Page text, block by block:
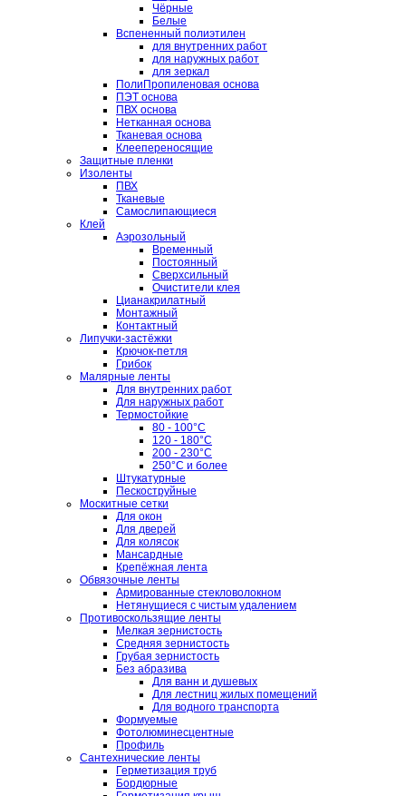
Чёрные
Белые
Вспененный полиэтилен
для внутренних работ
для наружных работ
для зеркал
ПолиПропиленовая основа
ПЭТ основа
ПВХ основа
Нетканная основа
Тканевая основа
Клеепереносящие
Защитные пленки
Изоленты
ПВХ
Тканевые
Самослипающиеся
Клей
Аэрозольный
Временный
Постоянный
Сверхсильный
Очистители клея
Цианакрилатный
Монтажный
Контактный
Липучки-застёжки
Крючок-петля
Грибок
Малярные ленты
Для внутренних работ
Для наружных работ
Термостойкие
80 - 100°C
120 - 180°C
200 - 230°C
250°C и более
Штукатурные
Пескоструйные
Москитные сетки
Для окон
Для дверей
Для колясок
Мансардные
Крепёжная лента
Обвязочные ленты
Армированные стекловолокном
Нетянущиеся с чистым удалением
Противоскользящие ленты
Мелкая зернистость
Средняя зернистость
Грубая зернистость
Без абразива
Для ванн и душевых
Для лестниц жилых помещений
Для водного транспорта
Формуемые
Фотолюминесцентные
Профиль
Сантехнические ленты
Герметизация труб
Бордюрные